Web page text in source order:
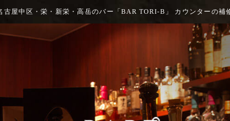
古屋中区・栄・新栄・高岳のバー「BAR TORI-B」 カウンターの補